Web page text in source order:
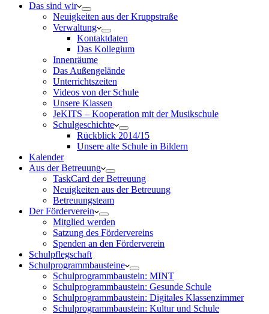
Das sind wir
Neuigkeiten aus der Kruppstraße
Verwaltung
Kontaktdaten
Das Kollegium
Innenräume
Das Außengelände
Unterrichtszeiten
Videos von der Schule
Unsere Klassen
JeKITS – Kooperation mit der Musikschule
Schulgeschichte
Rückblick 2014/15
Unsere alte Schule in Bildern
Kalender
Aus der Betreuung
TaskCard der Betreuung
Neuigkeiten aus der Betreuung
Betreuungsteam
Der Förderverein
Mitglied werden
Satzung des Fördervereins
Spenden an den Förderverein
Schulpflegschaft
Schulprogrammbausteine
Schulprogrammbaustein: MINT
Schulprogrammbaustein: Gesunde Schule
Schulprogrammbaustein: Digitales Klassenzimmer
Schulprogrammbaustein: Kultur und Schule